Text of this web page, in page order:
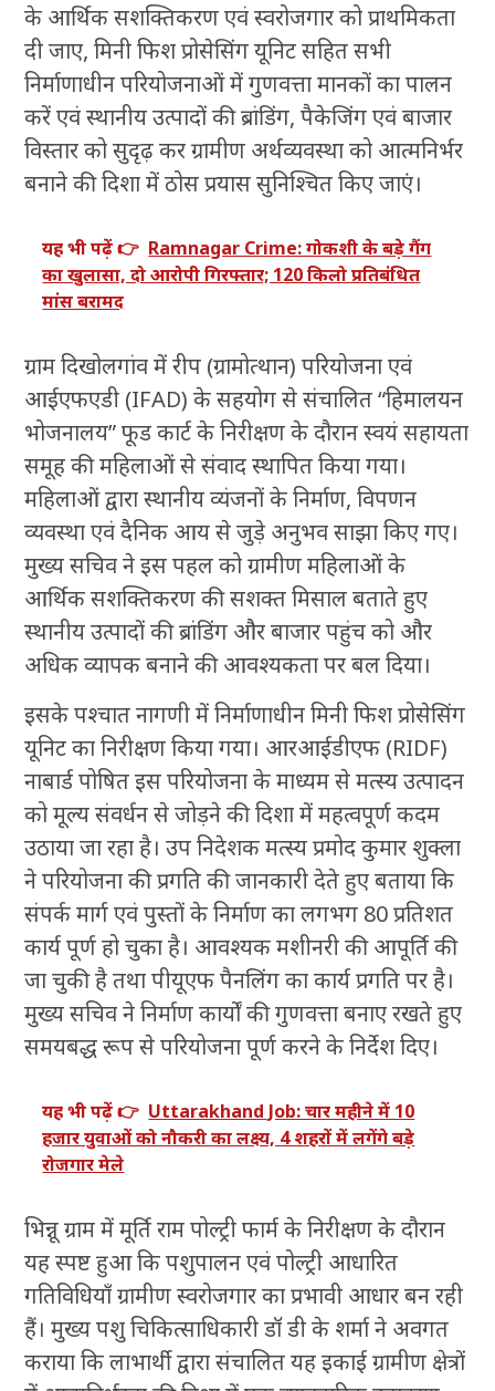
के आर्थिक सशक्तिकरण एवं स्वरोजगार को प्राथमिकता
दी जाए, मिनी फिश प्रोसेसिंग यूनिट सहित सभी
निर्माणाधीन परियोजनाओं में गुणवत्ता मानकों का पालन
करें एवं स्थानीय उत्पादों की ब्रांडिंग, पैकेजिंग एवं बाजार
विस्तार को सुदृढ़ कर ग्रामीण अर्थव्यवस्था को आत्मनिर्भर
बनाने की दिशा में ठोस प्रयास सुनिश्चित किए जाएं।
यह भी पढ़ें 👉 Ramnagar Crime: गोकशी के बड़े गैंग
का खुलासा, दो आरोपी गिरफ्तार; 120 किलो प्रतिबंधित
मांस बरामद
ग्राम दिखोलगांव में रीप (ग्रामोत्थान) परियोजना एवं
आईएफएडी (IFAD) के सहयोग से संचालित “हिमालयन
भोजनालय” फूड कार्ट के निरीक्षण के दौरान स्वयं सहायता
समूह की महिलाओं से संवाद स्थापित किया गया।
महिलाओं द्वारा स्थानीय व्यंजनों के निर्माण, विपणन
व्यवस्था एवं दैनिक आय से जुड़े अनुभव साझा किए गए।
मुख्य सचिव ने इस पहल को ग्रामीण महिलाओं के
आर्थिक सशक्तिकरण की सशक्त मिसाल बताते हुए
स्थानीय उत्पादों की ब्रांडिंग और बाजार पहुंच को और
अधिक व्यापक बनाने की आवश्यकता पर बल दिया।
इसके पश्चात नागणी में निर्माणाधीन मिनी फिश प्रोसेसिंग
यूनिट का निरीक्षण किया गया। आरआईडीएफ (RIDF)
नाबार्ड पोषित इस परियोजना के माध्यम से मत्स्य उत्पादन
को मूल्य संवर्धन से जोड़ने की दिशा में महत्वपूर्ण कदम
उठाया जा रहा है। उप निदेशक मत्स्य प्रमोद कुमार शुक्ला
ने परियोजना की प्रगति की जानकारी देते हुए बताया कि
संपर्क मार्ग एवं पुस्तों के निर्माण का लगभग 80 प्रतिशत
कार्य पूर्ण हो चुका है। आवश्यक मशीनरी की आपूर्ति की
जा चुकी है तथा पीयूएफ पैनलिंग का कार्य प्रगति पर है।
मुख्य सचिव ने निर्माण कार्यों की गुणवत्ता बनाए रखते हुए
समयबद्ध रूप से परियोजना पूर्ण करने के निर्देश दिए।
यह भी पढ़ें 👉 Uttarakhand Job: चार महीने में 10
हजार युवाओं को नौकरी का लक्ष्य, 4 शहरों में लगेंगे बड़े
रोजगार मेले
भिन्नू ग्राम में मूर्ति राम पोल्ट्री फार्म के निरीक्षण के दौरान
यह स्पष्ट हुआ कि पशुपालन एवं पोल्ट्री आधारित
गतिविधियाँ ग्रामीण स्वरोजगार का प्रभावी आधार बन रही
हैं। मुख्य पशु चिकित्साधिकारी डॉ डी के शर्मा ने अवगत
कराया कि लाभार्थी द्वारा संचालित यह इकाई ग्रामीण क्षेत्रों